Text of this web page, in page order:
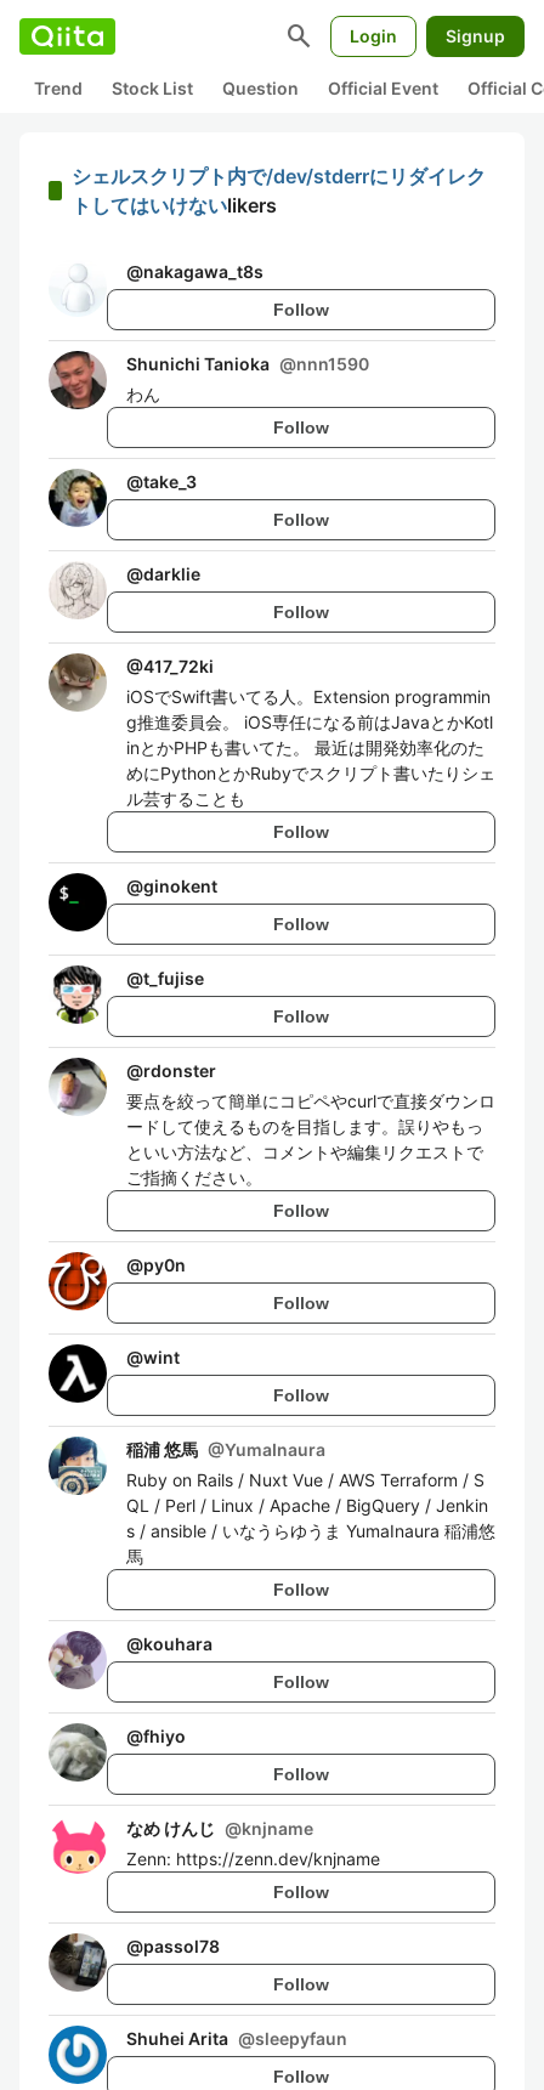
search Login Signup
Trend Stock List Question Official Event Official
シェルスクリプト内で/dev/stderrにリダイレク
トしてはいけないlikers
@nakagawa_t8s
Follow
Shunichi Tanioka @nnn1590
わん
Follow
@take_3
Follow
@darklie
Follow
@417_72ki
iOSでSwift書いてる人。Extension programmin
g推進委員会。 iOS専任になる前はJavaとかKotl
inとかPHPも書いてた。 最近は開発効率化のた
めにPythonとかRubyでスクリプト書いたりシェ
ル芸することも
Follow
@ginokent
Follow
@t_fujise
Follow
@rdonster
要点を絞って簡単にコピペやcurlで直接ダウンロ
ードして使えるものを目指します。誤りやもっ
といい方法など、コメントや編集リクエストで
ご指摘ください。
Follow
@py0n
Follow
@wint
Follow
稲浦 悠馬 @YumaInaura
Ruby on Rails / Nuxt Vue / AWS Terraform / S
QL / Perl / Linux / Apache / BigQuery / Jenkin
s / ansible / いなうらゆうま YumaInaura 稲浦悠
馬
Follow
@kouhara
Follow
@fhiyo
Follow
なめ けんじ @knjname
Zenn: https://zenn.dev/knjname
Follow
@passol78
Follow
Shuhei Arita @sleepyfaun
Follow